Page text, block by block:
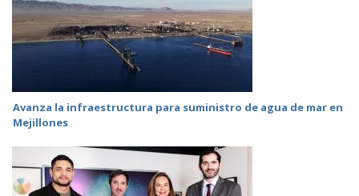
Avanza la infraestructura para suministro de agua de mar en
Mejillones